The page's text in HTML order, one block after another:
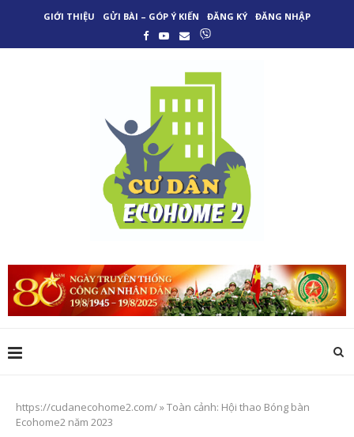
GIỚI THIỆU GỬI BÀI – GÓP Ý KIẾN ĐĂNG KÝ ĐĂNG NHẬP
https://cudanecohome2.com/»Toàn cảnh: Hội thao Bóng bàn
Ecohome2 năm 2023